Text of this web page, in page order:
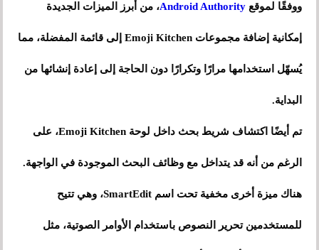
ووفقًا لموقعAndroid Authority، من أبرز الميزات الجديدة
إمكانية إضافة مجموعات Emoji Kitchen إلى قائمة المفضلة، مما
يُسهّل استخدامها مرارًا وتكرارًا دون الحاجة إلى إعادة إنشائها من
البداية.
تم أيضًا اكتشاف شريط بحث داخل لوحة Emoji Kitchen، على
الرغم من أنه قد يتداخل مع وظائف البحث الموجودة في الواجهة.
هناك ميزة أخرى مخفية تحت اسم SmartEdit، وهي تتيح
للمستخدمين تحرير النصوص باستخدام الأوامر الصوتية، مثل